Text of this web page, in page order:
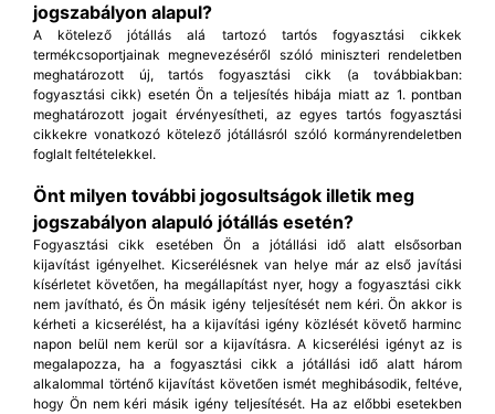
jogszabályon alapul?
A kötelező jótállás alá tartozó tartós fogyasztási cikkek
termékcsoportjainak megnevezéséről szóló miniszteri rendeletben
meghatározott új, tartós fogyasztási cikk (a továbbiakban:
fogyasztási cikk) esetén Ön a teljesítés hibája miatt az 1. pontban
meghatározott jogait érvényesítheti, az egyes tartós fogyasztási
cikkekre vonatkozó kötelező jótállásról szóló kormányrendeletben
foglalt feltételekkel.
Önt milyen további jogosultságok illetik meg
jogszabályon alapuló jótállás esetén?
Fogyasztási cikk esetében Ön a jótállási idő alatt elsősorban
kijavítást igényelhet. Kicserélésnek van helye már az első javítási
kísérletet követően, ha megállapítást nyer, hogy a fogyasztási cikk
nem javítható, és Ön másik igény teljesítését nem kéri. Ön akkor is
kérheti a kicserélést, ha a kijavítási igény közlését követő harminc
napon belül nem kerül sor a kijavításra. A kicserélési igényt az is
megalapozza, ha a fogyasztási cikk a jótállási idő alatt három
alkalommal történő kijavítást követően ismét meghibásodik, feltéve,
hogy Ön nem kéri másik igény teljesítését. Ha az előbbi esetekben